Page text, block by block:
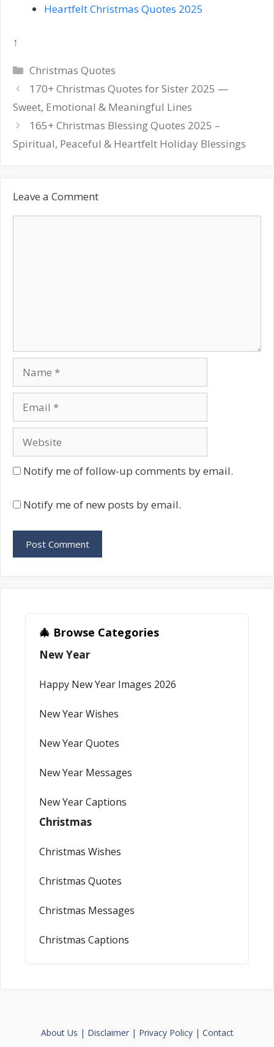
Heartfelt Christmas Quotes 2025
↑
Categories
Christmas Quotes
Post
navigation
170+ Christmas Quotes for Sister 2025 —
Sweet, Emotional & Meaningful Lines
165+ Christmas Blessing Quotes 2025 –
Spiritual, Peaceful & Heartfelt Holiday Blessings
Leave a Comment
Name
Email
Website
Notify me of follow-up comments by email.
Notify me of new posts by email.
🎄 Browse Categories
New Year
Happy New Year Images 2026
New Year Wishes
New Year Quotes
New Year Messages
New Year Captions
Christmas
Christmas Wishes
Christmas Quotes
Christmas Messages
Christmas Captions
About Us | Disclaimer| Privacy Policy| Contact